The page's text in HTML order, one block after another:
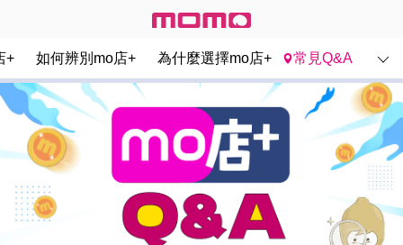
mo店+ Q&A - momo購物網
+ 如何辨別mo店+ 為什麼選擇mo店+ 常見Q&A